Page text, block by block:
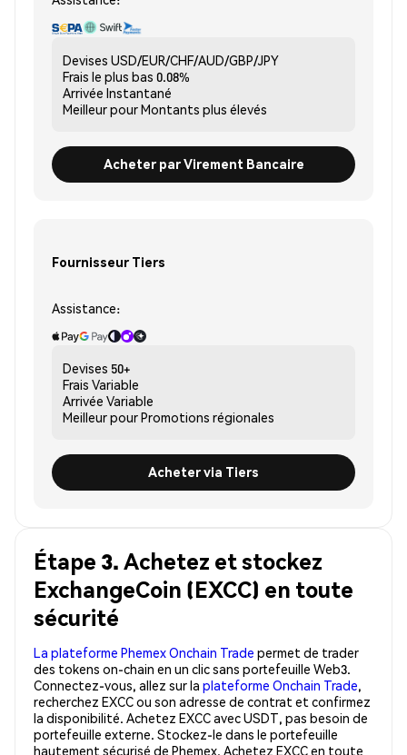
Devises USD/EUR/CHF/AUD/GBP/JPY
Frais le plus bas 0.08%
Arrivée Instantané
Meilleur pourMontants plus élevés
Acheter par Virement Bancaire
Fournisseur Tiers
Assistance:
Devises 50+
Frais Variable
Arrivée Variable
Meilleur pourPromotions régionales
Acheter via Tiers
Étape 3. Achetez et stockez
ExchangeCoin (EXCC) en toute
sécurité
La plateforme Phemex Onchain Trade permet de trader
des tokens on-chain en un clic sans portefeuille Web3.
Connectez-vous, allez sur la plateforme Onchain Trade,
recherchez EXCC ou son adresse de contrat et confirmez
la disponibilité. Achetez EXCC avec USDT, pas besoin de
portefeuille externe. Stockez-le dans le portefeuille
hautement sécurisé de Phemex. Achetez EXCC en toute